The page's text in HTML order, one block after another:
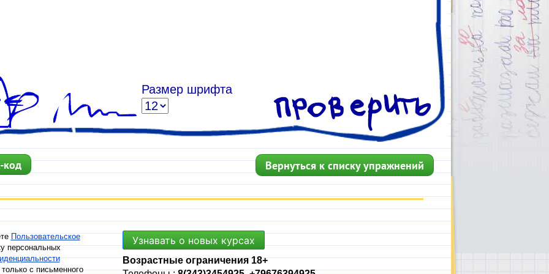
Размер шрифта
код Вернуться к списку упражнений
Пользовательское
персональных
с письменного
Узнавать о новых курсах
Возрастные ограничения 18+